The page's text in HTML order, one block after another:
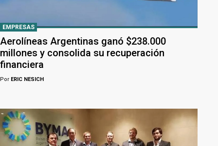
EMPRESAS
Aerolíneas Argentinas ganó $238.000
millones y consolida su recuperación
financiera
Por ERIC NESICH